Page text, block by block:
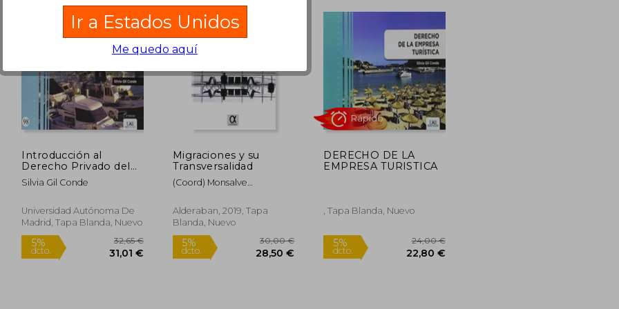
€
5%
dcto.
71,24 € 5%
dcto.
12,00 €
11,40 €
Introducción al
Derecho Privado del
Turismo: Esquemas.
2016 (Documentos de
Silvia Gil Conde
Universidad Autónoma De
Madrid, Tapa Blanda, Nuevo
Migraciones y su
Transversalidad
(Coord) Monsalve
Elisa
Alderaban, 2019, Tapa
Blanda, Nuevo
DERECHO DE LA
EMPRESA TURISTICA
, Tapa Blanda, Nuevo
Ir a Estados Unidos
Me quedo aquí